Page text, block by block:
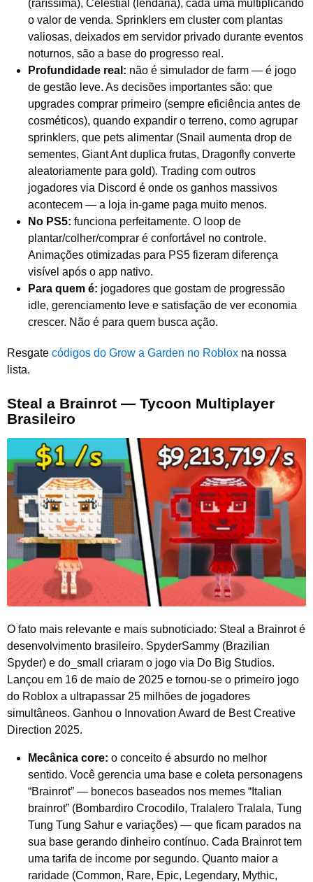
(raríssima), Celestial (lendária), cada uma multiplicando
o valor de venda. Sprinklers em cluster com plantas
valiosas, deixados em servidor privado durante eventos
noturnos, são a base do progresso real.
Profundidade real: não é simulador de farm — é jogo
de gestão leve. As decisões importantes são: que
upgrades comprar primeiro (sempre eficiência antes de
cosméticos), quando expandir o terreno, como agrupar
sprinklers, que pets alimentar (Snail aumenta drop de
sementes, Giant Ant duplica frutas, Dragonfly converte
aleatoriamente para gold). Trading com outros
jogadores via Discord é onde os ganhos massivos
acontecem — a loja in-game paga muito menos.
No PS5: funciona perfeitamente. O loop de
plantar/colher/comprar é confortável no controle.
Animações otimizadas para PS5 fizeram diferença
visível após o app nativo.
Para quem é: jogadores que gostam de progressão
idle, gerenciamento leve e satisfação de ver economia
crescer. Não é para quem busca ação.
Resgate códigos do Grow a Garden no Roblox na nossa
lista.
Steal a Brainrot — Tycoon Multiplayer
Brasileiro
O fato mais relevante e mais subnoticiado: Steal a Brainrot é
desenvolvimento brasileiro. SpyderSammy (Brazilian
Spyder) e do_small criaram o jogo via Do Big Studios.
Lançou em 16 de maio de 2025 e tornou-se o primeiro jogo
do Roblox a ultrapassar 25 milhões de jogadores
simultâneos. Ganhou o Innovation Award de Best Creative
Direction 2025.
Mecânica core: o conceito é absurdo no melhor
sentido. Você gerencia uma base e coleta personagens
“Brainrot” — bonecos baseados nos memes “Italian
brainrot” (Bombardiro Crocodilo, Tralalero Tralala, Tung
Tung Tung Sahur e variações) — que ficam parados na
sua base gerando dinheiro contínuo. Cada Brainrot tem
uma tarifa de income por segundo. Quanto maior a
raridade (Common, Rare, Epic, Legendary, Mythic,